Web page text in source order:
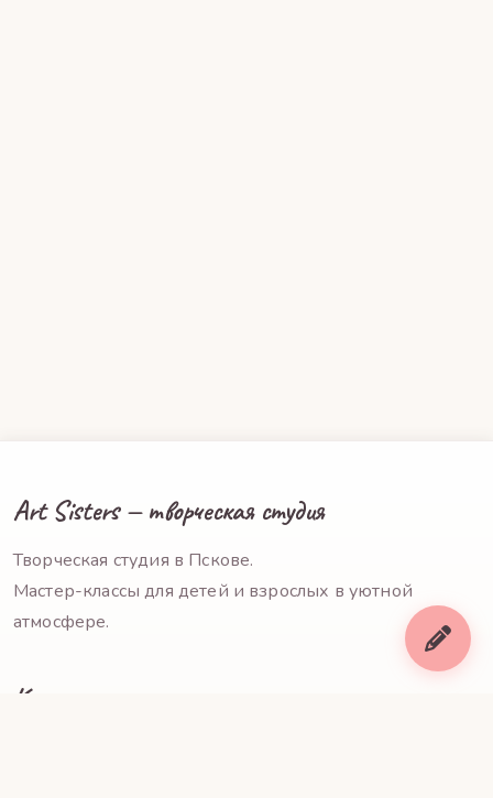
Art Sisters — творческая студия
Творческая студия в Пскове.
Мастер-классы для детей и взрослых в уютной
атмосфере.
Контакты